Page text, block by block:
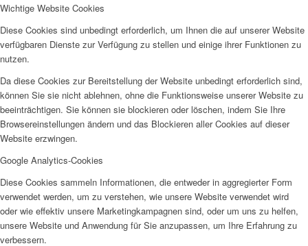
Wir als Arbeitgeberin
Mitglied werden
Wichtige Website Cookies
Diese Cookies sind unbedingt erforderlich, um Ihnen die auf unserer Website
verfügbaren Dienste zur Verfügung zu stellen und einige ihrer Funktionen zu
nutzen.
Da diese Cookies zur Bereitstellung der Website unbedingt erforderlich sind,
können Sie sie nicht ablehnen, ohne die Funktionsweise unserer Website zu
beeinträchtigen. Sie können sie blockieren oder löschen, indem Sie Ihre
Browsereinstellungen ändern und das Blockieren aller Cookies auf dieser
Website erzwingen.
Google Analytics-Cookies
Diese Cookies sammeln Informationen, die entweder in aggregierter Form
verwendet werden, um zu verstehen, wie unsere Website verwendet wird
oder wie effektiv unsere Marketingkampagnen sind, oder um uns zu helfen,
unsere Website und Anwendung für Sie anzupassen, um Ihre Erfahrung zu
verbessern.